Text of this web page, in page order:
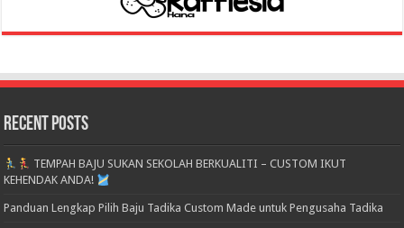
Recent Posts
TEMPAH BAJU SUKAN SEKOLAH BERKUALITI – CUSTOM IKUT
KEHENDAK ANDA!
Panduan Lengkap Pilih Baju Tadika Custom Made untuk Pengusaha Tadika